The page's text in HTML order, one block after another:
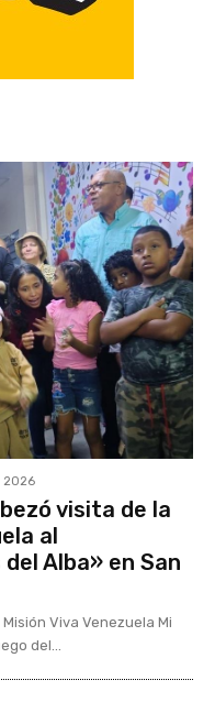
2026
visita de la
al
Alba» en San
Viva Venezuela Mi
del...